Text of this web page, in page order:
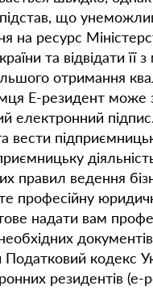
підстав, що
на ресурс
та відвідати
отримання
Е-резидент може
електронний
вести
правил ведення
професійну
надати вам
кодекс
резидентів